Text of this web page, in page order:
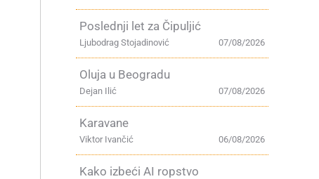
Poslednji let za Čipuljić
07/08/2026
Ljubodrag Stojadinović
Oluja u Beogradu
07/08/2026
Dejan Ilić
Karavane
06/08/2026
Viktor Ivančić
Kako izbeći AI ropstvo